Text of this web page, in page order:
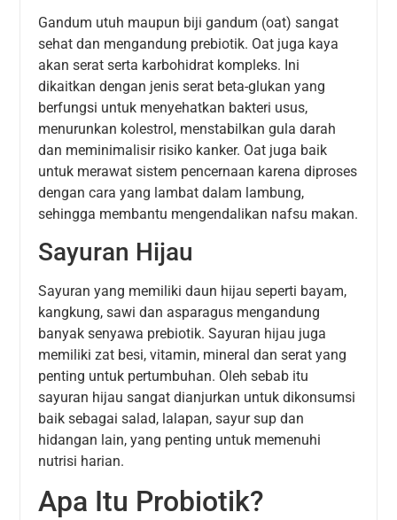
Gandum utuh maupun biji gandum (oat) sangat
sehat dan mengandung prebiotik. Oat juga kaya
akan serat serta karbohidrat kompleks. Ini
dikaitkan dengan jenis serat beta-glukan yang
berfungsi untuk menyehatkan bakteri usus,
menurunkan kolestrol, menstabilkan gula darah
dan meminimalisir risiko kanker. Oat juga baik
untuk merawat sistem pencernaan karena diproses
dengan cara yang lambat dalam lambung,
sehingga membantu mengendalikan nafsu makan.
Sayuran Hijau
Sayuran yang memiliki daun hijau seperti bayam,
kangkung, sawi dan asparagus mengandung
banyak senyawa prebiotik. Sayuran hijau juga
memiliki zat besi, vitamin, mineral dan serat yang
penting untuk pertumbuhan. Oleh sebab itu
sayuran hijau sangat dianjurkan untuk dikonsumsi
baik sebagai salad, lalapan, sayur sup dan
hidangan lain, yang penting untuk memenuhi
nutrisi harian.
Apa Itu Probiotik?